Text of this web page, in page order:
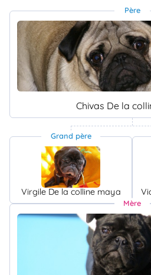
Père
Chivas De la
Grand père
Virgile De la colline maya
Mère